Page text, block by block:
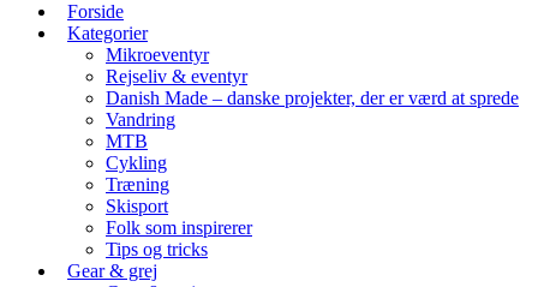
Forside
Kategorier
Mikroeventyr
Rejseliv & eventyr
Danish Made – danske projekter, der er værd at sprede
Vandring
MTB
Cykling
Træning
Skisport
Folk som inspirerer
Tips og tricks
Gear & grej